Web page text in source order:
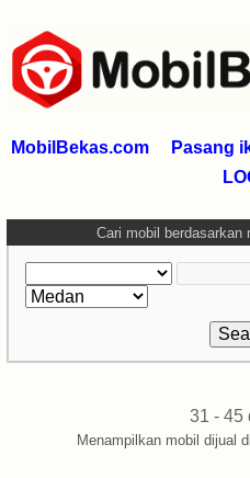
MobilBekas.com Pasang
Cari mobil berdasarkan
31 - 45
Menampilkan mobil dijual di